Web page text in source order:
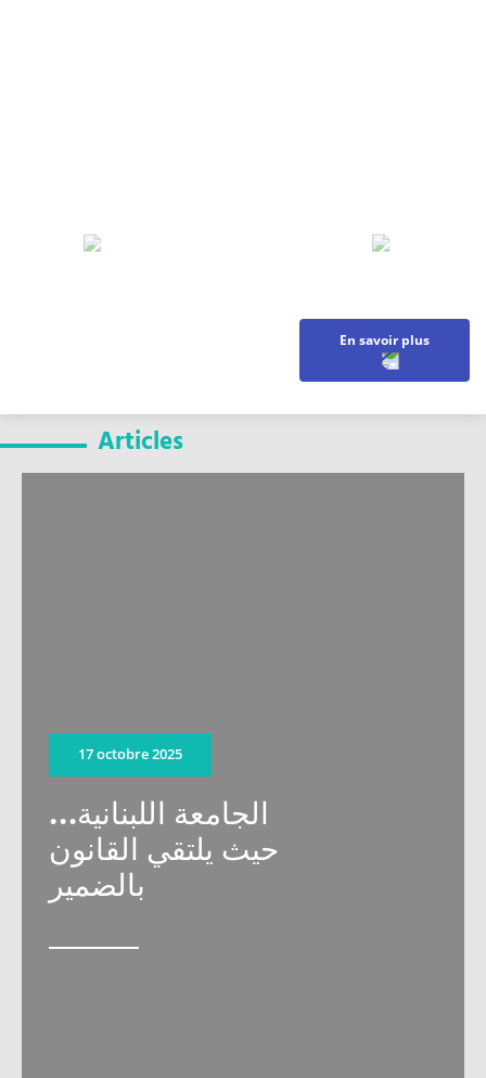
En savoir plus
Articles
17 octobre 2025
الجامعة اللبنانية…
حيث يلتقي القانون
بالضمير